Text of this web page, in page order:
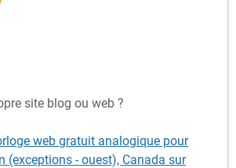
site blog ou web ?
web gratuit analogique pour
(exceptions - ouest), Canada sur